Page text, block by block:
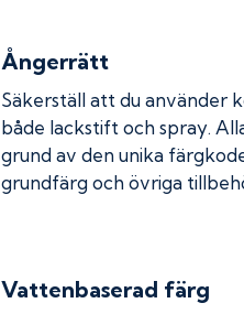
Ångerrätt
Säkerställ att du använder
både lackstift och spray.
grund av den unika
grundfärg och övriga
Vattenbaserad färg